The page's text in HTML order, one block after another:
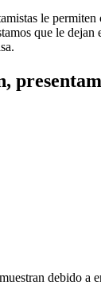
le
que le
debido a